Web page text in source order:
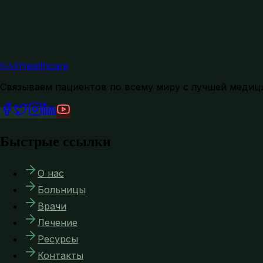
GAFHealthcare
Связываем пациентов по всему миру с лучшей
Быстрые ссылки
О нас
Больницы
Врачи
Лечение
Ресурсы
Контакты